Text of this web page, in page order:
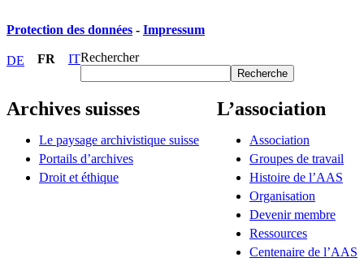
Protection des données - Impressum
DE FR ITRechercher
Recherche
Archives suisses
Le paysage archivistique suisse
Portails d’archives
Droit et éthique
L’association
Association
Groupes de travail
Histoire de l’AAS
Organisation
Devenir membre
Ressources
Centenaire de l’AAS